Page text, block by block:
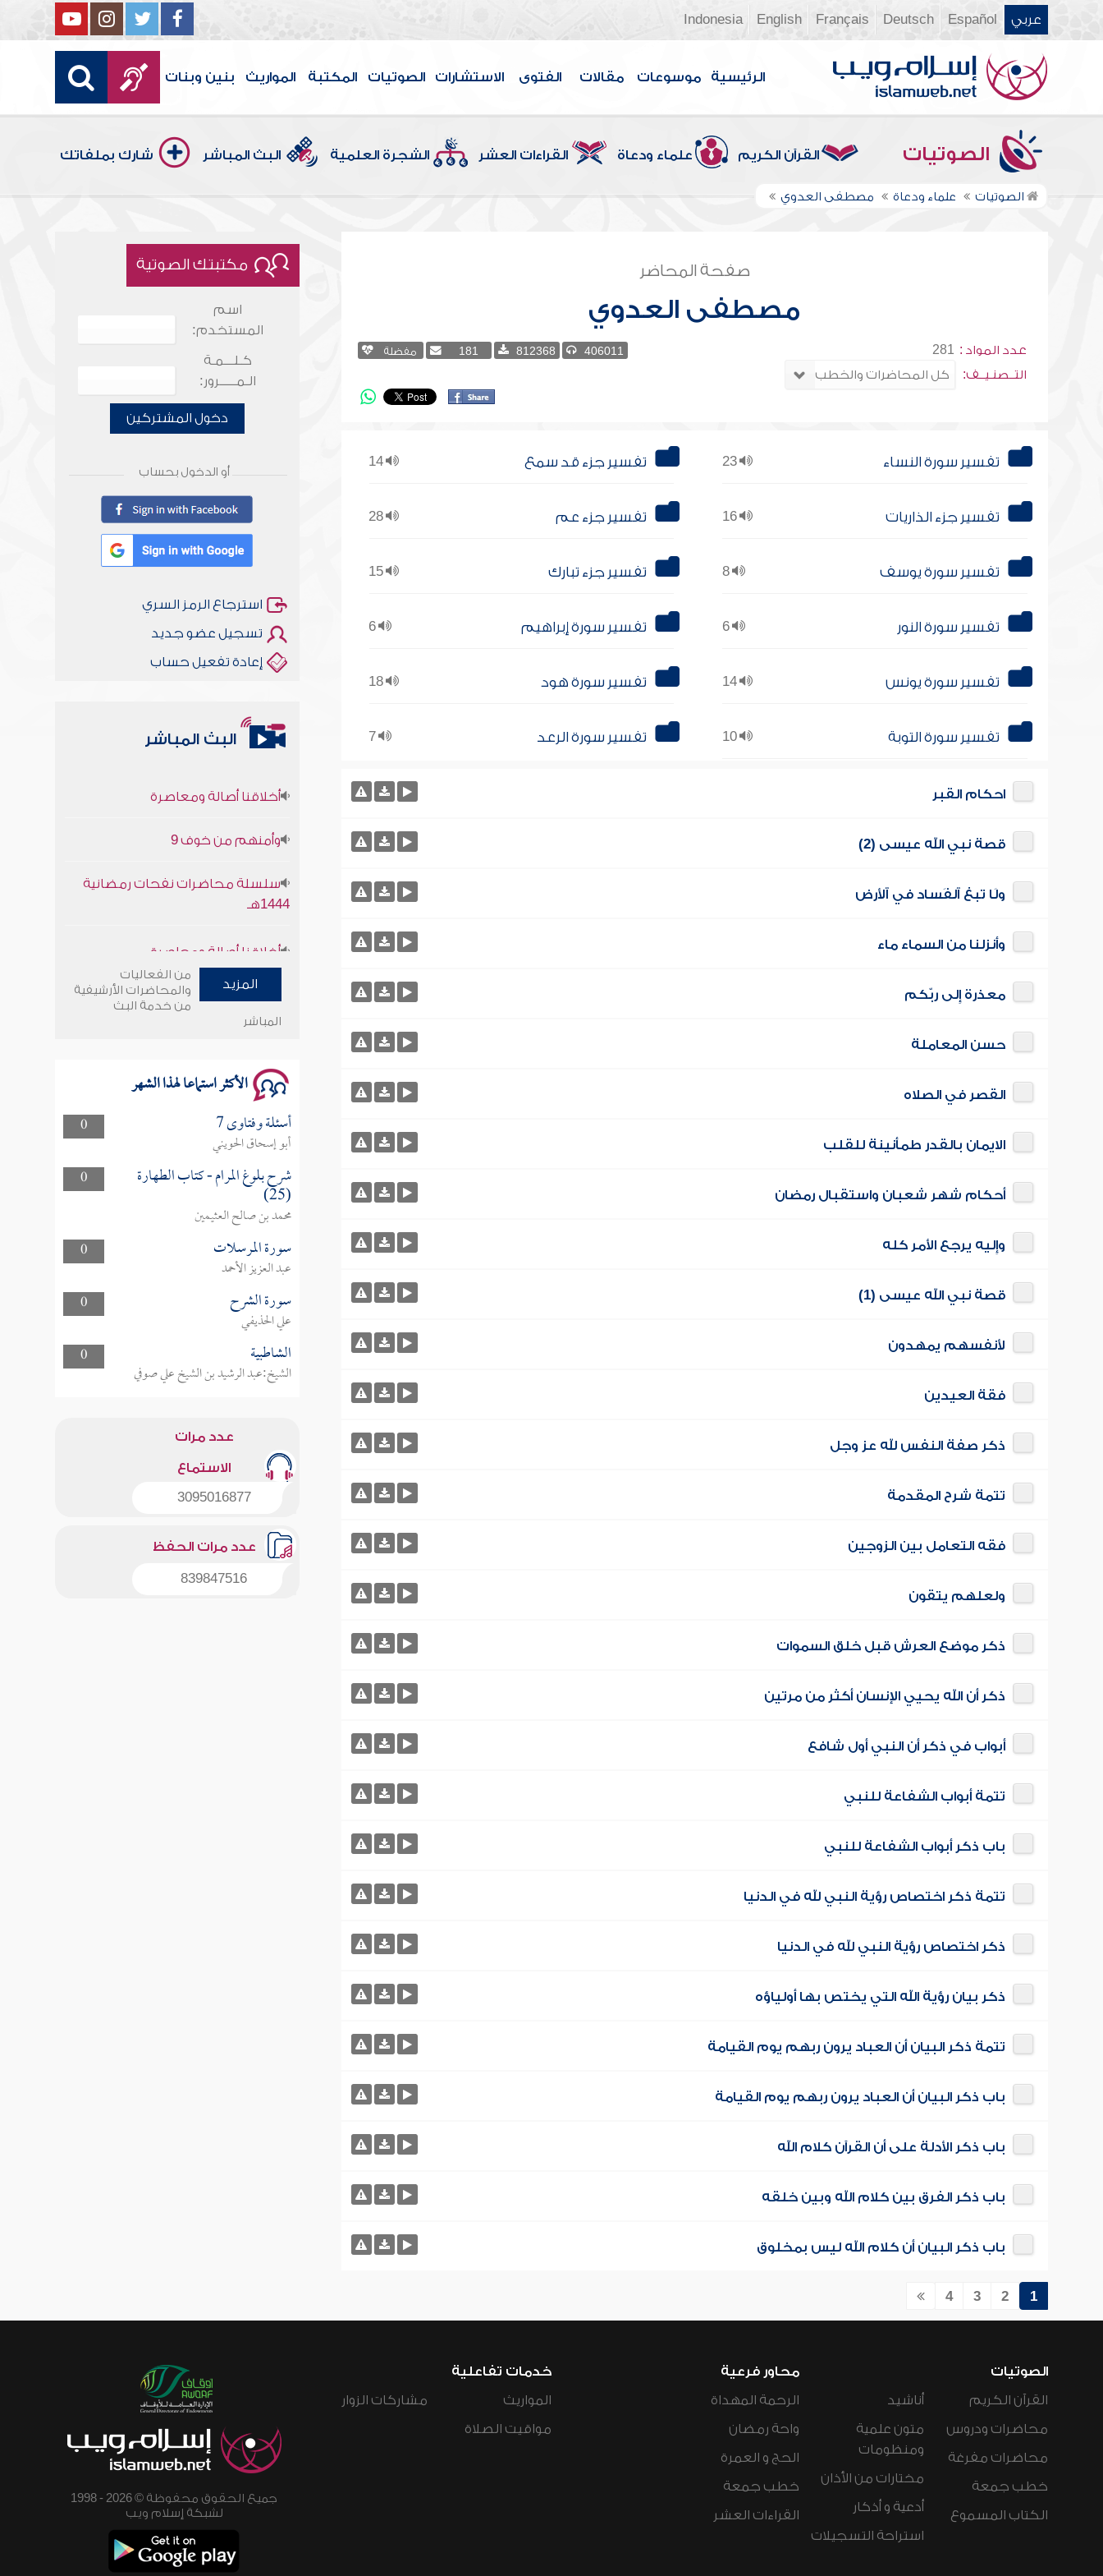
عربي Español
Deutsch
Français
English
Indonesia
الرئيسية موسوعات مقالات الفتوى الاستشارات الصوتيات المكتبة المواريث بنين وبنات
الصوتيات القرآن الكريم علماء ودعاة القراءات العشر الشجرة العلمية البث المباشر شارك بملفاتك
الصوتيات علماء ودعاة مصطفى العدوي
صفحة المحاضر
مصطفى العدوي
عدد المواد : 281
التــصنـيــف:
406011
812368
181 مفضلة
23 تفسير سورة النساء 14 تفسير جزء قد سمع
16 تفسير جزء الذاريات 28 تفسير جزء عم
8 تفسير سورة يوسف 15 تفسير جزء تبارك
6 تفسير سورة النور 6 تفسير سورة إبراهيم
14 تفسير سورة يونس 18 تفسير سورة هود
10 تفسير سورة التوبة 7 تفسير سورة الرعد
احكام القبر
قصة نبي الله عيسى (2)
ولَا تبغ ٱلفَساد في ٱلأرض
وأنزلنا من السماء ماء
معذرة إِلى ربّكم
حسن المعاملة
القصر في الصلاه
الايمان بالقدر طمأنينة للقلب
أحكام شهر شعبان واستقبال رمضان
وإِليه يرجع الأمر كله
قصة نبي الله عيسى (1)
لأنفسهم يمهدون
فقة العيدين
ذكر صفة النفس لله عز وجل
تتمة شرح المقدمة
فقه التعامل بين الزوجين
ولعلهم يتقون
ذكر موضع العرش قبل خلق السموات
ذكر أن الله يحيي الإنسان أكثر من مرتين
أبواب في ذكر أن النبي أول شافع
تتمة أبواب الشفاعة للنبي
باب ذكر أبواب الشفاعة للنبي
تتمة ذكر اختصاص رؤية النبي لله في الدنيا
ذكر اختصاص رؤية النبي لله في الدنيا
ذكر بيان رؤية الله التي يختص بها أولياؤه
تتمة ذكر البيان أن العباد يرون ربهم يوم القيامة
باب ذكر البيان أن العباد يرون ربهم يوم القيامة
باب ذكر الأدلة على أن القرآن كلام الله
باب ذكر الفرق بين كلام الله وبين خلقه
باب ذكر البيان أن كلام الله ليس بمخلوق
1
2
3
4
مكتبتك الصوتية
اسم
المستخدم:
كـلـــمـة
الـمـــــرور:
دخول المشتركين
أو الدخول بحساب
استرجاع الرمز السري
تسجيل عضو جديد
إعادة تفعيل حساب
البث المباشر
1444هـ
وأمنهم من خوف 9
سلسلة محاضرات نفحات رمضانية
المزيد
من الفعاليات
والمحاضرات الأرشيفية
من خدمة البث
المباشر
الأكثر استماعا لهذا الشهر
0 أسئلة وفتاوى 7
أبو إسحاق الحويني
0
شرح بلوغ المرام - كتاب الطهارة
(25)
محمد بن صالح العثيمين
0
سورة المرسلات
عبد العزيز الأحمد
0
سورة الشرح
علي الحذيفي
0
الشاطبية
الشيخ:عبد الرشيد بن الشيخ علي صوفي
عدد مرات
الاستماع
3095016877
عدد مرات الحفظ
839847516
الصوتيات
القرآن الكريم
محاضرات ودروس
محاضرات مفرغة
خطب جمعة
الكتاب المسموع
أناشيد
متون علمية
ومنظومات
مختارات من الأذان
أدعية و أذكار
استراحة التسجيلات
محاور فرعية
الرحمة المهداة
واحة رمضان
الحج و العمرة
خطب جمعة
القراءات العشر
خدمات تفاعلية
المواريث
مواقيت الصلاة
مشاركات الزوار
جميع الحقوق محفوظة © 2026 - 1998
لشبكة إسلام ويب